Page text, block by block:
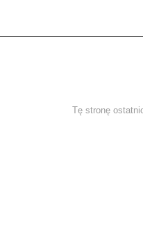
Tę stronę